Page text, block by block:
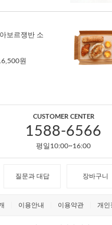
아보르쟁반 소
원
CUSTOMER CENTER
1588-6566
평일10:00~16:00
질문과 대답 장바구니
이용안내 이용약관 개인